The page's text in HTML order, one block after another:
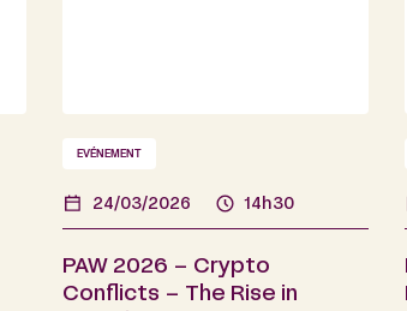
EVÉNEMENT
24/03/2026 14h30
PAW 2026 – Crypto
Conflicts – The Rise in